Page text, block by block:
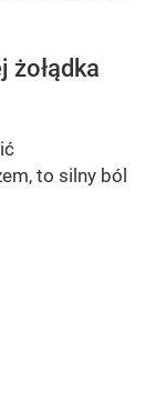
żołądka
to silny ból